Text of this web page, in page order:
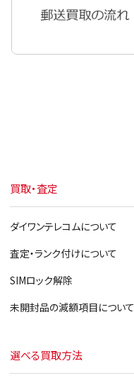
iPad Pro 12.9
iPad 第6世代 2018
iPad 第5世代 2017
iPad 第4世代
iPad 第3世代
iPad2
買取・査定
ダイワンテレコムについて
査定・ランク付けについて
SIMロック解除
未開封品の減額項目について
選べる買取方法